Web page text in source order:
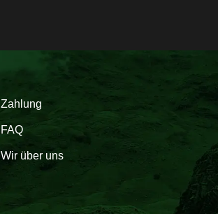
Zahlung
FAQ
Wir über uns